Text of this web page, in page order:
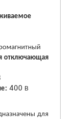
отключающая
400 В
для